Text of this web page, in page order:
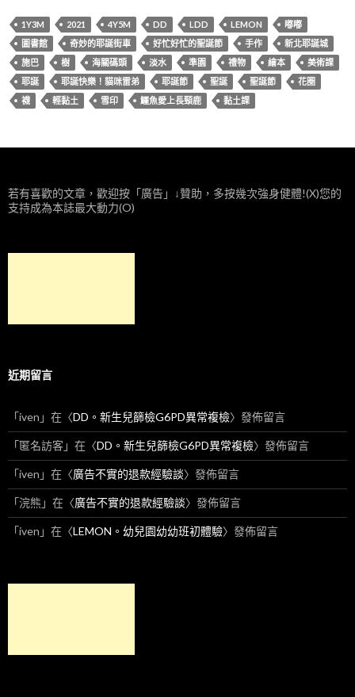
1Y3M 2021 4Y5M DD LDD LEMON
嘟嘟
圖書館
奇妙的耶誕街車 好忙好忙的聖誕節 手作
新北耶誕城
施巴
樹 海關碼頭 淡水 準園 禮物 繪本
美術課
耶誕
耶誕快樂！貓咪雷弟 耶誕節 聖誕 聖誕節
花圈
襪
輕黏土 雪印 鱷魚愛上長頸鹿 黏土課
若有喜歡的文章，歡迎按「廣告」↓贊助，多按幾次強身健體!(X)您的
支持成為本誌最大動力(O)
近期留言
「iven 」在〈DD。新生兒篩檢G6PD異常複檢〉發佈留言
「匿名訪客」在〈DD。新生兒篩檢G6PD異常複檢〉發佈留言
「iven 」在〈廣告不實的退款經驗談〉發佈留言
「浣熊 」在〈廣告不實的退款經驗談〉發佈留言
「iven 」在〈LEMON。幼兒園幼幼班初體驗〉發佈留言